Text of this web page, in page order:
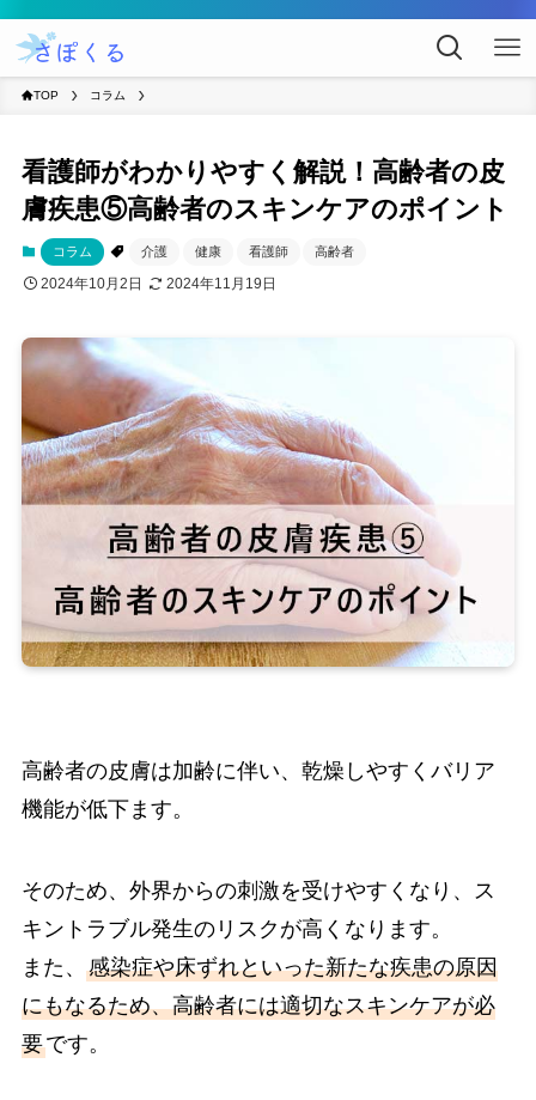
TOP コラム
看護師がわかりやすく解説！高齢者の皮
膚疾患⑤高齢者のスキンケアのポイント
コラム 介護 健康 看護師 高齢者
2024年10月2日 2024年11月19日
高齢者の皮膚は加齢に伴い、乾燥しやすくバリア
機能が低下ます。
そのため、外界からの刺激を受けやすくなり、ス
キントラブル発生のリスクが高くなります。
また、 感染症や床ずれといった新たな疾患の原因
にもなるため、高齢者には適切なスキンケアが必
要です。